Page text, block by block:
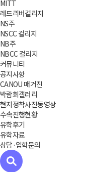
MITT
레드리버컬리지
NS주
NSCC 컬리지
NB주
NBCC 컬리지
커뮤니티
공지사항
CANOU 매거진
박람회갤러리
현지정착사진동영상
수속진행현황
유학후기
유학자료
상담·입학문의